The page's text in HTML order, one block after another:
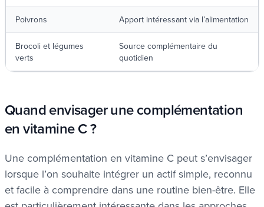
Poivrons Apport intéressant via l’alimentation
Brocoli et légumes
verts
Source complémentaire du
quotidien
Quand envisager une complémentation
en vitamine C ?
Une complémentation en vitamine C peut s’envisager
lorsque l’on souhaite intégrer un actif simple, reconnu
et facile à comprendre dans une routine bien-être. Elle